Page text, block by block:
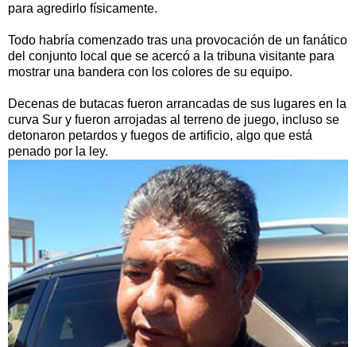
para agredirlo físicamente.
Todo habría comenzado tras una provocación de un fanático
del conjunto local que se acercó a la tribuna visitante para
mostrar una bandera con los colores de su equipo.
Decenas de butacas fueron arrancadas de sus lugares en la
curva Sur y fueron arrojadas al terreno de juego, incluso se
detonaron petardos y fuegos de artificio, algo que está
penado por la ley.